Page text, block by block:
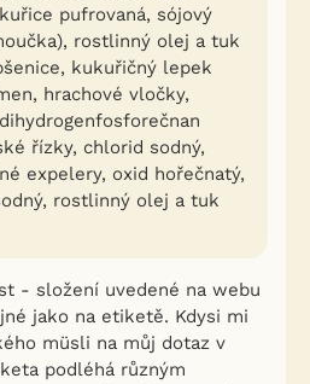
pufrovaná, sójový
rostlinný olej a tuk
kukuřičný lepek
hrachové vločky,
řízky, chlorid sodný,
expelery, oxid hořečnatý,
rostlinný olej a tuk
- složení uvedené na webu
jako na etiketě. Kdysi mi
müsli na můj dotaz v
podléhá různým